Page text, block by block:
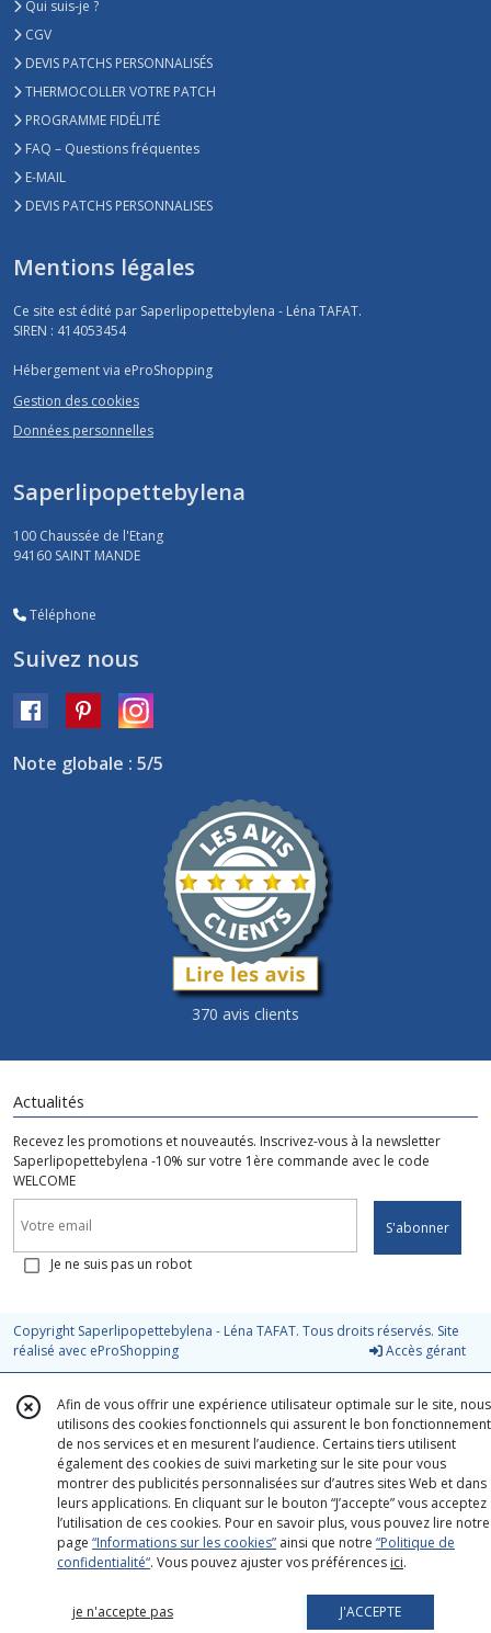
Qui suis-je ?
CGV
DEVIS PATCHS PERSONNALISÉS
THERMOCOLLER VOTRE PATCH
PROGRAMME FIDÉLITÉ
FAQ – Questions fréquentes
E-MAIL
DEVIS PATCHS PERSONNALISES
Mentions légales
Ce site est édité par Saperlipopettebylena - Léna TAFAT.
SIREN : 414053454
Hébergement via eProShopping
Gestion des cookies
Données personnelles
Saperlipopettebylena
100 Chaussée de l'Etang
94160 SAINT MANDE
Téléphone
Suivez nous
Note globale : 5/5
370 avis clients
Actualités
Recevez les promotions et nouveautés. Inscrivez-vous à la newsletter
Saperlipopettebylena -10% sur votre 1ère commande avec le code
WELCOME
S'abonner
Je ne suis pas un robot
Copyright Saperlipopettebylena - Léna TAFAT. Tous droits réservés. Site
réalisé avec eProShopping Accès gérant
Afin de vous offrir une expérience utilisateur optimale sur le site, nous
utilisons des cookies fonctionnels qui assurent le bon fonctionnement
de nos services et en mesurent l’audience. Certains tiers utilisent
également des cookies de suivi marketing sur le site pour vous
montrer des publicités personnalisées sur d’autres sites Web et dans
leurs applications. En cliquant sur le bouton “J’accepte” vous acceptez
l’utilisation de ces cookies. Pour en savoir plus, vous pouvez lire notre
page “Informations sur les cookies” ainsi que notre “Politique de
confidentialité“. Vous pouvez ajuster vos préférences ici.
je n'accepte pas J'ACCEPTE